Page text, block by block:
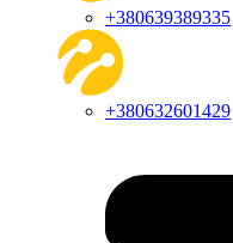
+380639389335
+380632601429